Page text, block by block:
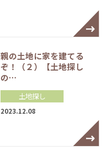
親の土地に家を建てる
ぞ！（２）【土地探し
の…
土地探し
2023.12.08